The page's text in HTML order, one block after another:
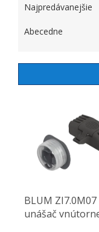
Najpredávanejšie
Abecedne
BLUM ZI7.0M07
unášač